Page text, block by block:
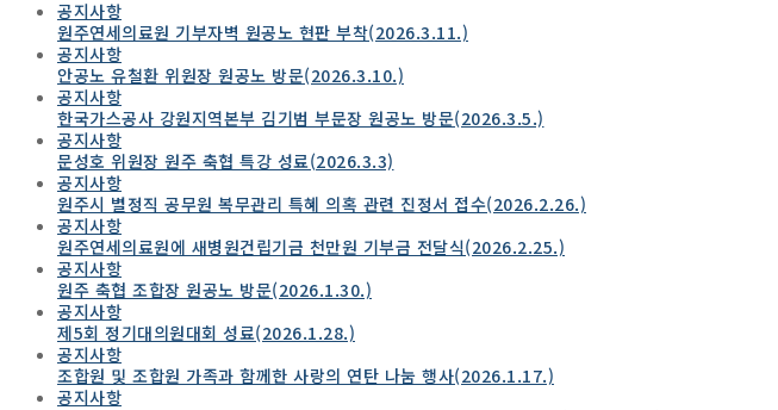
공지사항
원주연세의료원 기부자벽 원공노 현판 부착(2026.3.11.)
공지사항
안공노 유철환 위원장 원공노 방문(2026.3.10.)
공지사항
한국가스공사 강원지역본부 김기범 부문장 원공노 방문(2026.3.5.)
공지사항
문성호 위원장 원주 축협 특강 성료(2026.3.3)
공지사항
원주시 별정직 공무원 복무관리 특혜 의혹 관련 진정서 접수(2026.2.26.)
공지사항
원주연세의료원에 새병원건립기금 천만원 기부금 전달식(2026.2.25.)
공지사항
원주 축협 조합장 원공노 방문(2026.1.30.)
공지사항
제5회 정기대의원대회 성료(2026.1.28.)
공지사항
조합원 및 조합원 가족과 함께한 사랑의 연탄 나눔 행사(2026.1.17.)
공지사항